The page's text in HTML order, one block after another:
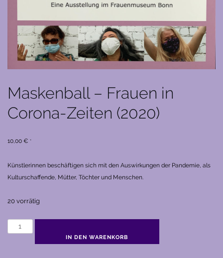
Maskenball – Frauen in
Corona-Zeiten (2020)
10,00 € *
Künstlerinnen beschäftigen sich mit den Auswirkungen der Pandemie, als
Kulturschaffende, Mütter, Töchter und Menschen.
20 vorrätig
Maskenball
IN DEN WARENKORB